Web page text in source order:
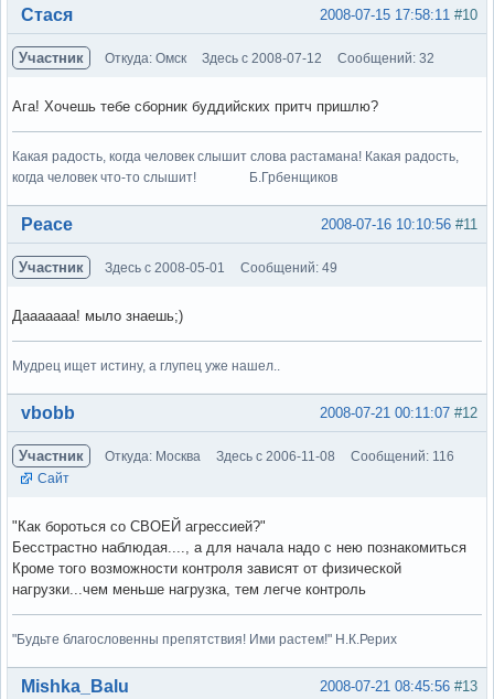
Вне форума #10
2008-07-15 17:58:11
Стася
Участник Откуда: Омск Здесь с 2008-07-12 Сообщений: 32
Ага! Хочешь тебе сборник буддийских притч пришлю?
Какая радость, когда человек слышит слова растамана! Какая радость,
когда человек что-то слышит! Б.Грбенщиков
Вне форума #11
2008-07-16 10:10:56
Peace
Участник Здесь с 2008-05-01 Сообщений: 49
Дааааааа! мыло знаешь;)
Мудрец ищет истину, а глупец уже нашел..
Вне форума #12
2008-07-21 00:11:07
vbobb
Участник Откуда: Москва Здесь с 2006-11-08
Сообщений: 116
Сайт
"Как бороться со СВОЕЙ агрессией?"
Бесстрастно наблюдая...., а для начала надо с нею познакомиться
Кроме того возможности контроля зависят от физической
нагрузки...чем меньше нагрузка, тем легче контроль
"Будьте благословенны препятствия! Ими растем!" Н.К.Рерих
Вне форума #13
2008-07-21 08:45:56
Mishka_Balu